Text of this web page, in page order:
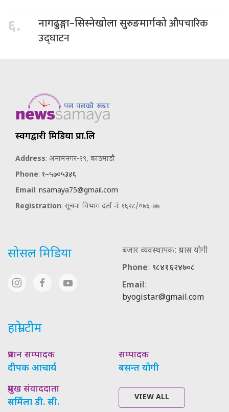
६. नागढुङ्गा–सिस्नेखोला सुरुङमार्गकोऔपचारिक
उद्घाटन
स्वर्गद्वारी मिडिया प्रा.लि
Address: अनामनगर-२९, काठमाडौ
Phone: १–५७०५३४६
Email: nsamaya75@gmail.com
Registration: सूचना विभाग दर्ता नं: १६२८/०७६-७७
सोसल मिडिया
बजार व्यवस्थापक: प्रयास योगी
Phone: ९८४१६२४७०८
Email:
byogistar@gmail.com
हाम्रो टीम
प्रधान सम्पादक
दीपक आचार्य
सम्पादक
बसन्त योगी
प्रमुख संवाददाता
सर्मिला डी. सी.
VIEW ALL